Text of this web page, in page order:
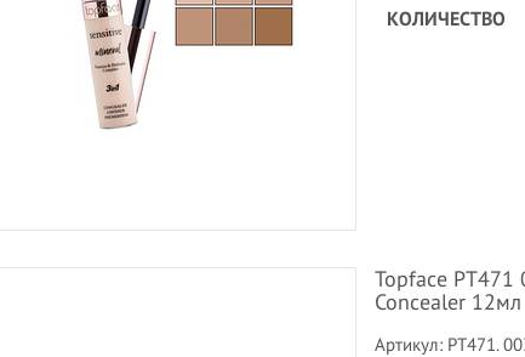
КОЛИЧЕСТВО
Topface
Concealer 12мл
Артикул: PT471.